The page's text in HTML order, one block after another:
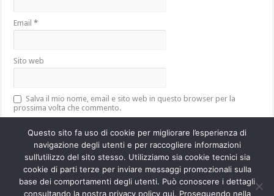
Email*
Sito web
Salva il mio nome, email e sito web in questo browser per la
prossima volta che commento.
Questo sito utilizza Akismet per ridurre lo spam.Scopri come vengono
elaborati i dati derivati dai commenti.
Questo sito fa uso di cookie per migliorare l’esperienza di
navigazione degli utenti e per raccogliere informazioni
sull’utilizzo del sito stesso. Utilizziamo sia cookie tecnici sia
cookie di parti terze per inviare messaggi promozionali sulla
base dei comportamenti degli utenti. Può conoscere i dettagli
consultando la nostra privacy policy qui. Proseguendo nella